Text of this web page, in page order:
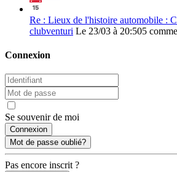
Re : Lieux de l'histoire automobile :
clubventuri Le 23/03 à 20:505
Connexion
Se souvenir de moi
Mot de passe oublié?
Pas encore inscrit ?